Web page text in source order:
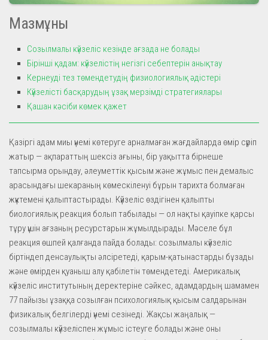
Мазмұны
Созылмалы күйзеліс кезінде ағзада не болады
Бірінші қадам: күйзелістің негізгі себептерін анықтау
Кернеуді тез төмендетудің физиологиялық әдістері
Күйзелісті басқарудың ұзақ мерзімді стратегиялары
Қашан кәсіби көмек қажет
Қазіргі адам миы үнемі көтеруге арналмаған жағдайларда өмір сүріп
жатыр — ақпараттың шексіз ағыны, бір уақытта бірнеше
тапсырма орындау, әлеуметтік қысым және жұмыс пен демалыс
арасындағы шекараның көмескіленуі бұрын тарихта болмаған
жүктемені қалыптастырады. Күйзеліс өздігінен қалыпты
биологиялық реакция болып табылады — ол нақты қауіпке қарсы
тұру үшін ағзаның ресурстарын жұмылдырады. Мәселе бұл
реакция өшпей қалғанда пайда болады: созылмалы күйзеліс
біртіндеп денсаулықты әлсіретеді, қарым-қатынастарды бұзады
және өмірден қуаныш алу қабілетін төмендетеді. Америкалық
күйзеліс институтының деректеріне сәйкес, адамдардың шамамен
77 пайызы ұзаққа созылған психологиялық қысым салдарынан
физикалық белгілерді үнемі сезінеді. Жақсы жаңалық —
созылмалы күйзеліспен жұмыс істеуге болады және оны